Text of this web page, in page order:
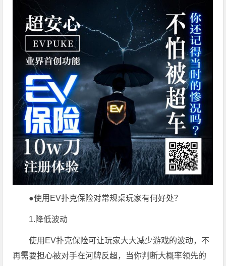
●使用EV扑克保险对常规桌玩家有何好处？
1.降低波动
使用EV扑克保险可让玩家大大减少游戏的波动，不
再需要担心被对手在河牌反超，当你判断大概率领先的